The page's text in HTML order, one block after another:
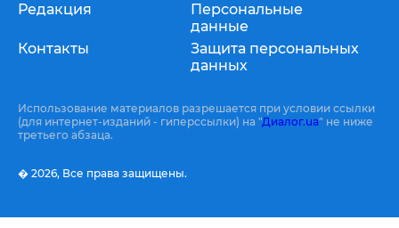
Редакция
Контакты
Персональные
данные
Защита персональных
данных
Использование материалов разрешается при условии ссылки
(для интернет-изданий - гиперссылки) на "Диалог.ua" не ниже
третьего абзаца.
� 2026, Все права защищены.